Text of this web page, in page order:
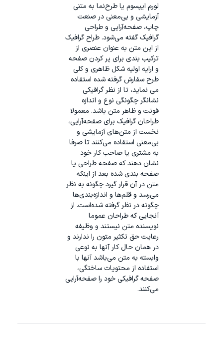
لورم ایپسوم یا طرح‌نما به متنی
آزمایشی و بی‌معنی در صنعت
چاپ، صفحه‌آرایی و طراحی
گرافیک گفته می‌شود. طراح گرافیک
از این متن به عنوان عنصری از
ترکیب بندی برای پر کردن صفحه
و ارایه اولیه شکل ظاهری و کلی
طرح سفارش گرفته شده استفاده
می نماید، تا از نظر گرافیکی
نشانگر چگونگی نوع و اندازه
فونت و ظاهر متن باشد. معمولا
طراحان گرافیک برای صفحه‌آرایی،
نخست از متن‌های آزمایشی و
بی‌معنی استفاده می‌کنند تا صرفا
به مشتری یا صاحب کار خود
نشان دهند که صفحه طراحی یا
صفحه بندی شده بعد از اینکه
متن در آن قرار گیرد چگونه به نظر
می‌رسد و قلم‌ها و اندازه‌بندی‌ها
چگونه در نظر گرفته شده‌است. از
آنجایی که طراحان عموما
نویسنده متن نیستند و وظیفه
رعایت حق تکثیر متون را ندارند و
در همان حال کار آنها به نوعی
وابسته به متن می‌باشد آنها با
استفاده از محتویات ساختگی،
صفحه گرافیکی خود را صفحه‌آرایی
می‌کنند.